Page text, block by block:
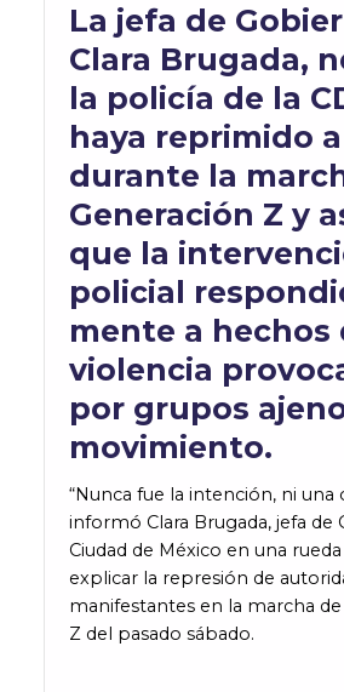
La jefa de
Clara Brugada,
la policía de la
haya reprimido
durante la
Generación Z y
que la
policial
mente a hechos
violencia
por grupos
movimiento.
“Nunca fue la intención, ni una
informó Clara Brugada, jefa de
Ciudad de México en una
explicar la represión de
manifestantes en la marcha
Z del pasado sábado.